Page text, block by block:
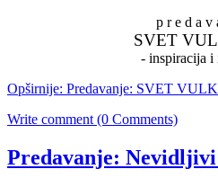
p r e d a v
SVET
- inspiracija i
Opširnije: Predavanje: SVET
Write comment (0 Comments)
Predavanje: Nevidljivi